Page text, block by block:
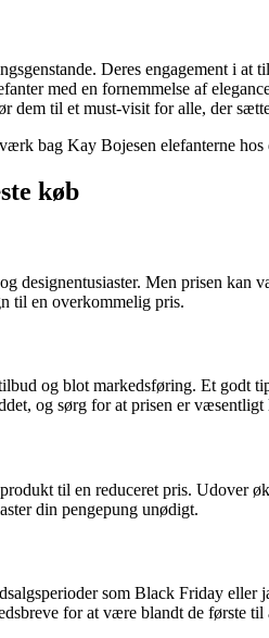
Deres engagement i
med en fornemmelse af
dem til et must-visit for alle, der
bag Kay Bojesen elefanterne hos
køb
designentusiaster. Men prisen
til en overkommelig pris.
og blot markedsføring. Et godt
og sørg for at prisen er væsentligt
til en reduceret pris. Udover
din pengepung unødigt.
som Black Friday eller
for at være blandt de første